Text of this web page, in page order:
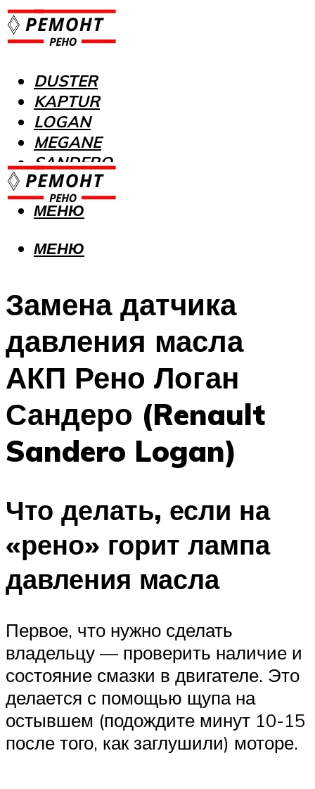
DUSTER
KAPTUR
LOGAN
MEGANE
SANDERO
МЕНЮ
МЕНЮ
Замена датчика
давления масла
АКП Рено Логан
Сандеро (Renault
Sandero Logan)
Что делать, если на
«рено» горит лампа
давления масла
Первое, что нужно сделать
владельцу — проверить наличие и
состояние смазки в двигателе. Это
делается с помощью щупа на
остывшем (подождите минут 10-15
после того, как заглушили) моторе.